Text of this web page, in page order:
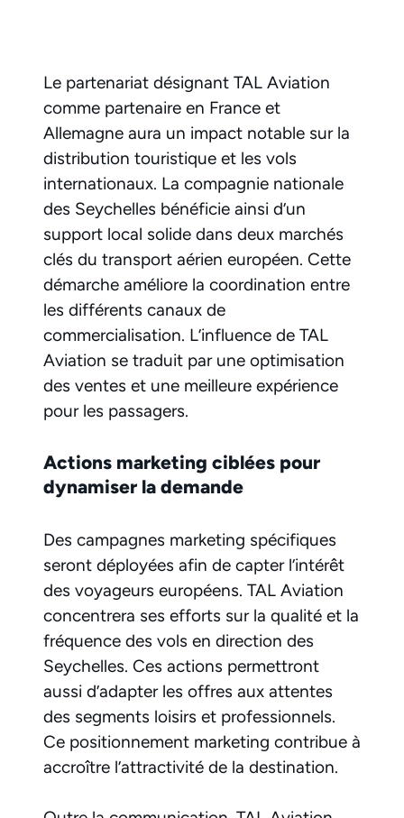
Le partenariat désignant TAL Aviation
comme partenaire en France et
Allemagne aura un impact notable sur la
distribution touristique et les vols
internationaux. La compagnie nationale
des Seychelles bénéficie ainsi d’un
support local solide dans deux marchés
clés du transport aérien européen. Cette
démarche améliore la coordination entre
les différents canaux de
commercialisation. L’influence de TAL
Aviation se traduit par une optimisation
des ventes et une meilleure expérience
pour les passagers.
Actions marketing ciblées pour
dynamiser la demande
Des campagnes marketing spécifiques
seront déployées afin de capter l’intérêt
des voyageurs européens. TAL Aviation
concentrera ses efforts sur la qualité et la
fréquence des vols en direction des
Seychelles. Ces actions permettront
aussi d’adapter les offres aux attentes
des segments loisirs et professionnels.
Ce positionnement marketing contribue à
accroître l’attractivité de la destination.